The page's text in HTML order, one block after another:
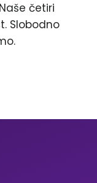
četiri
Slobodno